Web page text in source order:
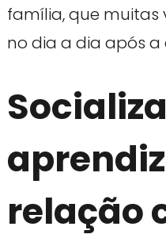
família, que muitas
no dia a dia após
relação